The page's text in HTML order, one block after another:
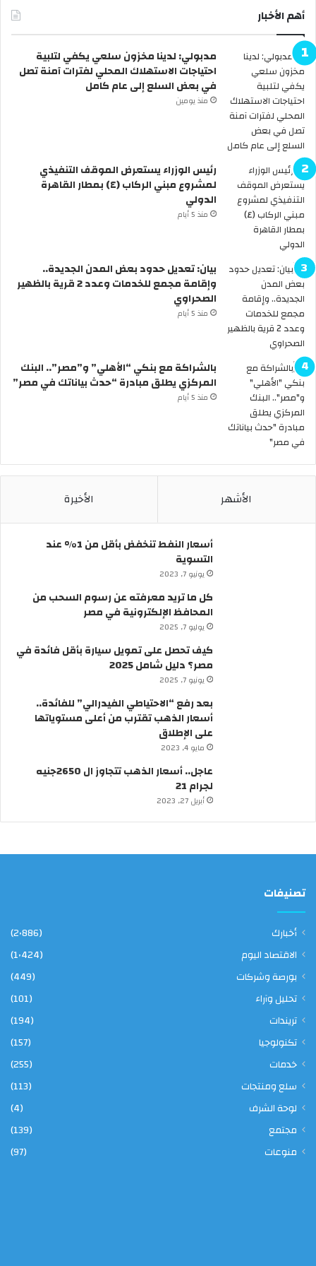
ي
ي
و
ا
ن
ت
ش
ا
ر
ا
ل
خ
ف
ا
ف
ي
ش
ب
م
ج
م
و
ع
ة
ا
ل
ظ
ا
ه
ب
أهم الأخبار
مدبولي: لدينا مخزون سلعي يكفي لتلبية
احتياجات الاستهلاك المحلي لفترات آمنة تصل
في بعض السلع إلى عام كامل
منذ يومين
رئيس الوزراء يستعرض الموقف التنفيذي
لمشروع مبني الركاب (٤) بمطار القاهرة
الدولي
منذ 5 أيام
بيان: تعديل حدود بعض المدن الجديدة..
وإقامة مجمع للخدمات وعدد 2 قرية بالظهير
الصحراوي
منذ 5 أيام
بالشراكة مع بنكي “الأهلي” و”مصر”.. البنك
المركزي يطلق مبادرة “حدث بياناتك في مصر”
منذ 5 أيام
الأشهر الأخيرة
أسعار النفط تنخفض بأقل من 1% عند
التسوية
يونيو 7, 2023
كل ما تريد معرفته عن رسوم السحب من
المحافظ الإلكترونية في مصر
يوليو 7, 2025
كيف تحصل على تمويل سيارة بأقل فائدة في
مصر؟ دليل شامل 2025
يونيو 7, 2025
بعد رفع “الاحتياطي الفيدرالي” للفائدة..
أسعار الذهب تقترب من أعلى مستوياتها
على الإطلاق
مايو 4, 2023
عاجل.. أسعار الذهب تتجاوز ال 2650جنيه
لجرام 21
أبريل 27, 2023
تصنيفات
أخبارك
(2٬886)
الاقتصاد اليوم
(1٬424)
بورصة وشركات
(449)
تحليل وآراء
(101)
تريندات
(194)
تكنولوجيا
(157)
خدمات
(255)
سلع ومنتجات
(113)
لوحة الشرف
(4)
مجتمع
(139)
منوعات
(97)